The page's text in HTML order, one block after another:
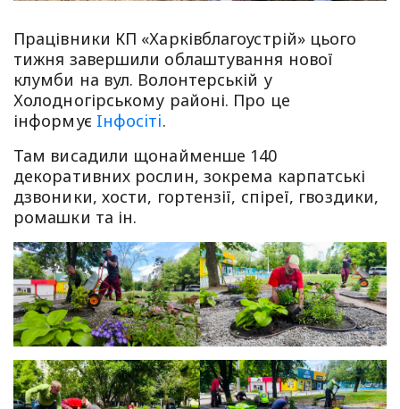
Працівники КП «Харківблагоустрій» цього
тижня завершили облаштування нової
клумби на вул. Волонтерській у
Холодногірському районі. Про це
інформує Iнфосiтi.
Там висадили щонайменше 140
декоративних рослин, зокрема карпатські
дзвоники, хости, гортензії, спіреї, гвоздики,
ромашки та ін.